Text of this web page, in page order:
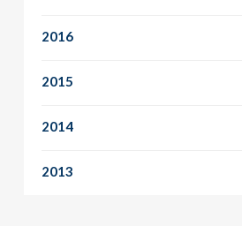
2016
2015
2014
2013